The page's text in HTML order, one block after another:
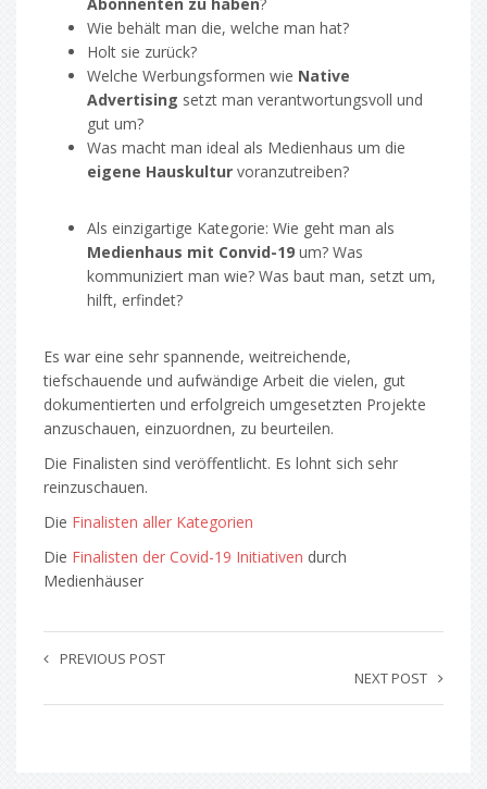
Wie behält man die, welche man hat?
Holt sie zurück?
Welche Werbungsformen wie Native
Advertising setzt man verantwortungsvoll und
gut um?
Was macht man ideal als Medienhaus um die
eigene Hauskultur voranzutreiben?
Als einzigartige Kategorie: Wie geht man als
Medienhaus mit Convid-19 um? Was
kommuniziert man wie? Was baut man, setzt um,
hilft, erfindet?
Es war eine sehr spannende, weitreichende,
tiefschauende und aufwändige Arbeit die vielen, gut
dokumentierten und erfolgreich umgesetzten Projekte
anzuschauen, einzuordnen, zu beurteilen.
Die Finalisten sind veröffentlicht. Es lohnt sich sehr
reinzuschauen.
Die Finalisten aller Kategorien
Die Finalisten der Covid-19 Initiativen durch
Medienhäuser
PREVIOUS POST
NEXT POST